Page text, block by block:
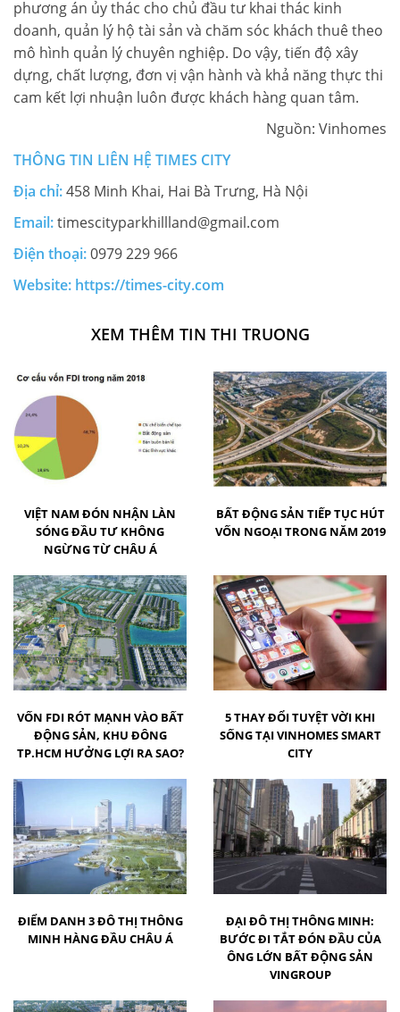
phương án ủy thác cho chủ đầu tư khai thác kinh
doanh, quản lý hộ tài sản và chăm sóc khách thuê theo
mô hình quản lý chuyên nghiệp. Do vậy, tiến độ xây
dựng, chất lượng, đơn vị vận hành và khả năng thực thi
cam kết lợi nhuận luôn được khách hàng quan tâm.
Nguồn: Vinhomes
THÔNG TIN LIÊN HỆ TIMES CITY
Địa chỉ:458 Minh Khai, Hai Bà Trưng, Hà Nội
Email:timescityparkhillland@gmail.com
Điện thoại:0979 229 966
Website: https://times-city.com
XEM THÊM TIN THI TRUONG
VIỆT NAM ĐÓN NHẬN LÀN
SÓNG ĐẦU TƯ KHÔNG
NGỪNG TỪ CHÂU Á
BẤT ĐỘNG SẢN TIẾP TỤC HÚT
VỐN NGOẠI TRONG NĂM 2019
VỐN FDI RÓT MẠNH VÀO BẤT
ĐỘNG SẢN, KHU ĐÔNG
TP.HCM HƯỞNG LỢI RA SAO?
5 THAY ĐỔI TUYỆT VỜI KHI
SỐNG TẠI VINHOMES SMART
CITY
ĐIỂM DANH 3 ĐÔ THỊ THÔNG
MINH HÀNG ĐẦU CHÂU Á
ĐẠI ĐÔ THỊ THÔNG MINH:
BƯỚC ĐI TẮT ĐÓN ĐẦU CỦA
ÔNG LỚN BẤT ĐỘNG SẢN
VINGROUP